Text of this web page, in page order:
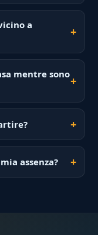
a
mentre sono
assenza?